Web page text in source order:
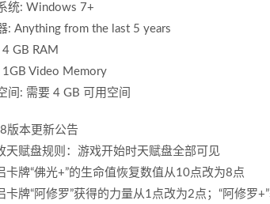
统: Windows 7+
: Anything from the last 5 years
4 GB RAM
1GB Video Memory
间: 需要 4 GB 可用空间
版本更新公告
天赋盘规则：游戏开始时天赋盘全部可见
卡牌“佛光+”的生命值恢复数值从10点改为8点
卡牌“阿修罗”获得的力量从1点改为2点；“阿修罗